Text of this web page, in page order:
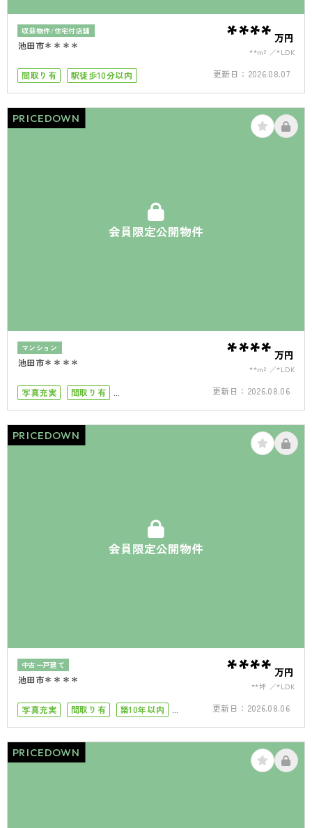
収益物件/住宅付店舗
池田市＊＊＊＊ **** 万円
**m² *LDK
間取り有 駅徒歩10分以内 更新日： 2026.08.07
会員限定公開物件
PRICEDOWN
マンション
池田市＊＊＊＊ **** 万円
**m² *LDK
写真充実
間取り有
南面バルコニー
更新日： 2026.08.06
会員限定公開物件
PRICEDOWN
中古一戸建て
池田市＊＊＊＊ **** 万円
**坪 *LDK
写真充実 間取り有
築10年以内
更新日： 2026.08.06
PRICEDOWN